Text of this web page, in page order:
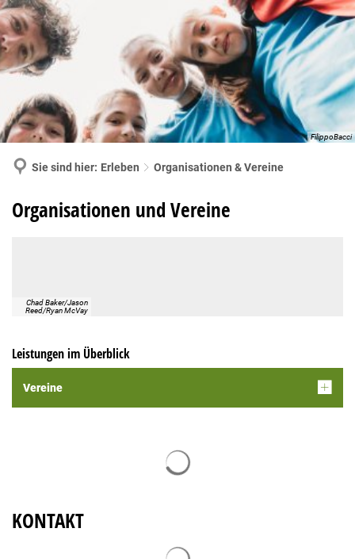
MENÜ
FilippoBacci
Sie sind hier: Erleben Organisationen & Vereine
Organisationen
Organisationen und Vereine
Chad Baker/Jason
Reed/Ryan McVay
Leistungen im Überblick
Vereine
KONTAKT